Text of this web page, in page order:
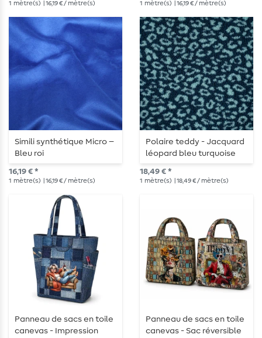
1 mètre(s) | 16,19 € / mètre(s) 1 mètre(s) | 16,19 € / mètre(s)
Simili synthétique Micro –
Bleu roi
16,19 € *
1 mètre(s) | 16,19 € / mètre(s)
Polaire teddy - Jacquard
léopard bleu turquoise
18,49 € *
1 mètre(s) | 18,49 € / mètre(s)
Panneau de sacs en toile
canevas - Impression
Panneau de sacs en toile
canevas - Sac réversible